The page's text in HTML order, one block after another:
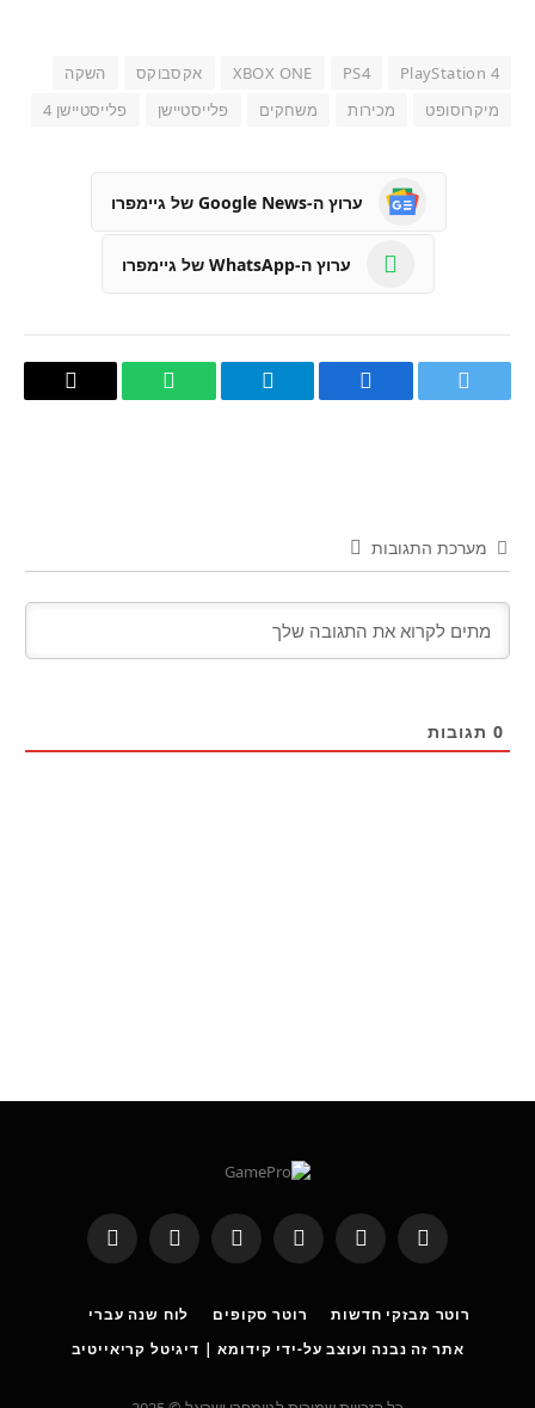
PlayStation 4
PS4
XBOX ONE אקסבוקס
השקה
מיקרוסופט
מכירות משחקים פלייסטיישן פלייסטיישן 4
ערוץ ה-Google News של גיימפרו
ערוץ ה-WhatsApp של גיימפרו
טוויטר פייסבוק Telegram
WhatsApp העתק
מערכת התגובות
0 תגובות
RSS
Threads פייסבוק
X
(טוויטר)
WhatsApp
Telegram
רוטר מבזקי חדשות רוטר סקופים
לוח שנה עברי
אתר זה נבנה ועוצב על-ידי קידומא | דיגיטל קריאייטיב